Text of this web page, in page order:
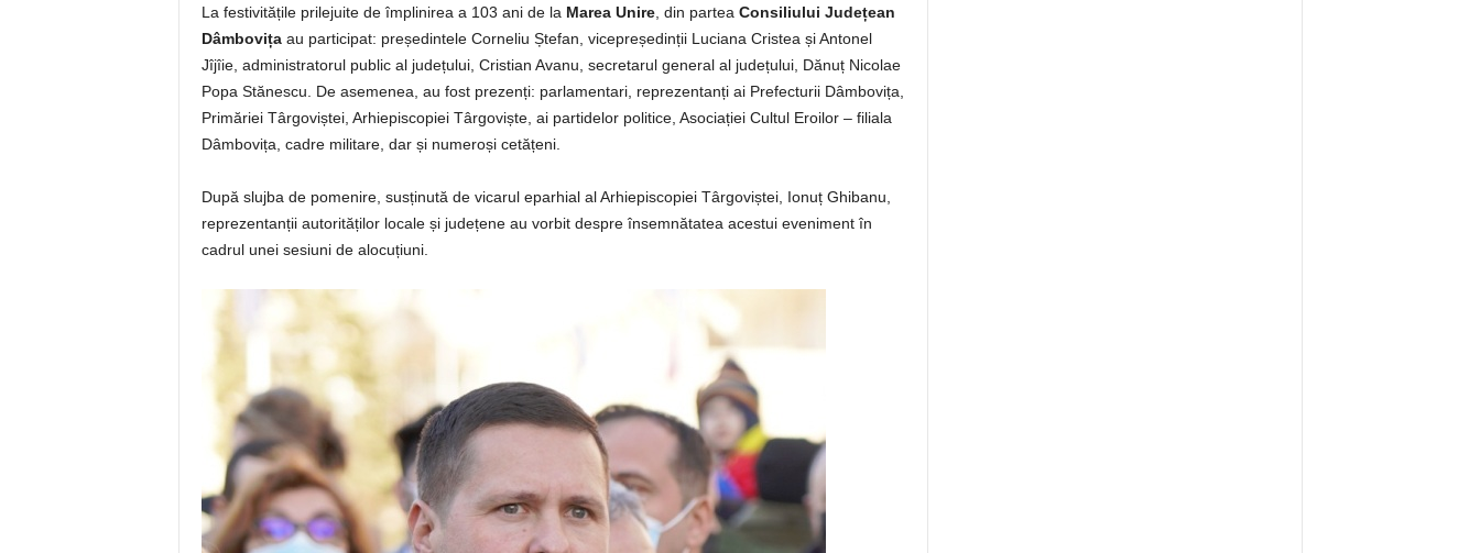
La festivitățile prilejuite de împlinirea a 103 ani de la Marea Unire, din partea Consiliului Județean
Dâmbovițaau participat: președintele Corneliu Ștefan, vicepreședinții Luciana Cristea și Antonel
Jîjîie, administratorul public al județului, Cristian Avanu, secretarul general al județului, Dănuț Nicolae
Popa Stănescu. De asemenea, au fost prezenți: parlamentari, reprezentanți ai Prefecturii Dâmbovița,
Primăriei Târgoviștei, Arhiepiscopiei Târgoviște, ai partidelor politice, Asociației Cultul Eroilor – filiala
Dâmbovița, cadre militare, dar și numeroși cetățeni.
După slujba de pomenire, susținută de vicarul eparhial al Arhiepiscopiei Târgoviștei, Ionuț Ghibanu,
reprezentanții autorităților locale și județene au vorbit despre însemnătatea acestui eveniment în
cadrul unei sesiuni de alocuțiuni.